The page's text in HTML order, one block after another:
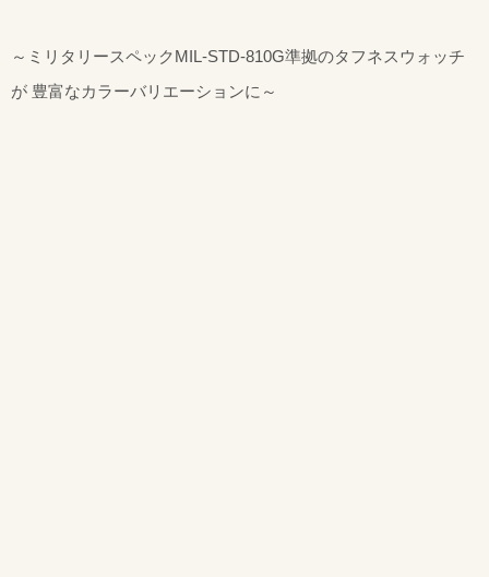
～ミリタリースペックMIL-STD-810G準拠のタフネスウォッチ
が 豊富なカラーバリエーションに～